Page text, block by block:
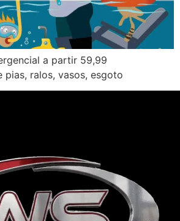
a partir 59,99
pias, ralos, vasos, esgoto